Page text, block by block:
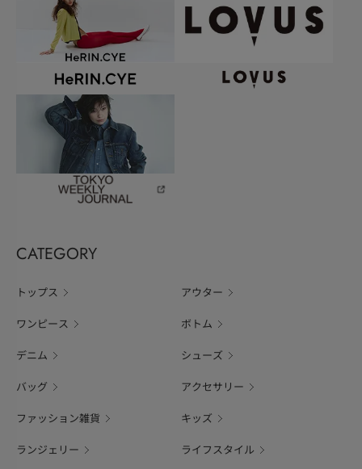
CATEGORY
トップス アウター
ワンピース ボトム
デニム シューズ
バッグ アクセサリー
ファッション雑貨 キッズ
ランジェリー ライフスタイル